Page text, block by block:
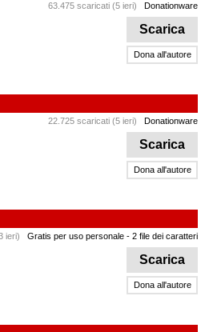
63.475 scaricati (5 ieri) Donationware
Scarica
Dona all'autore
22.725 scaricati (5 ieri) Donationware
Scarica
Dona all'autore
ieri) Gratis per uso personale - 2 file dei caratteri
Scarica
Dona all'autore